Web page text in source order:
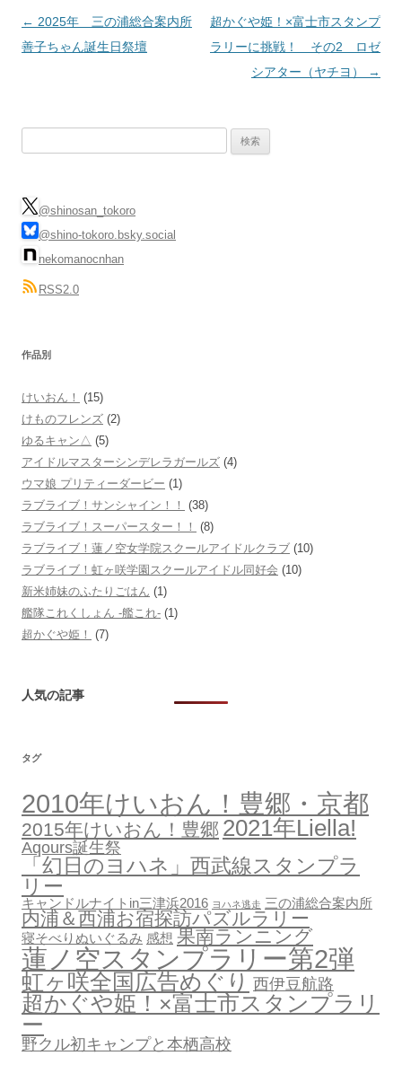
投
稿
ョ
ン
← 2025年 三の浦総合案内所
善子ちゃん誕生日祭壇
超かぐや姫！×富士市スタンプ
ラリーに挑戦！ その2 ロゼ
シアター（ヤチヨ）
→
@shinosan_tokoro
@shino-tokoro.bsky.social
nekomanocnhan
RSS2.0
作品別
けいおん！
(15)
けものフレンズ (2)
ゆるキャン△ (5)
アイドルマスターシンデレラガールズ (4)
ウマ娘 プリティーダービー (1)
ラブライブ！サンシャイン！！
(38)
ラブライブ！スーパースター！！
(8)
ラブライブ！蓮ノ空女学院スクールアイドルクラブ (10)
ラブライブ！虹ヶ咲学園スクールアイドル同好会 (10)
新米姉妹のふたりごはん (1)
艦隊これくしょん -艦これ- (1)
超かぐや姫！
(7)
人気の記事
タグ
2010年けいおん！豊郷・京都
2015年けいおん！豊郷 2021年Liella!
Aqours誕生祭
「幻日のヨハネ」西武線スタンプラ
リー
キャンドルナイトin三津浜2016 ヨハネ逃走 三の浦総合案内所
内浦＆西浦お宿探訪パズルラリー
寝そべりぬいぐるみ 感想 果南ランニング
蓮ノ空スタンプラリー第2弾
虹ヶ咲全国広告めぐり 西伊豆航路
超かぐや姫！×富士市スタンプラリ
ー
野クル初キャンプと本栖高校